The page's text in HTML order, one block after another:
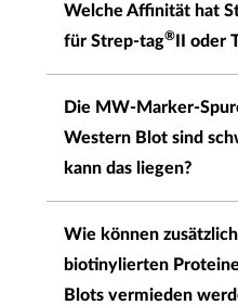
Bereich.
Welche Affinität hat
für Strep-tag®II oder
Die MW-Marker-
Western Blot sind
kann das liegen?
Fügen Sie eine leere
Marker und der ersten
Wie können
biotinylierten
Blots vermieden